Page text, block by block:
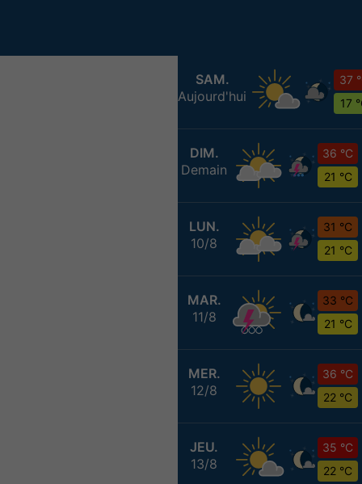
SAM.
Aujourd'hui
37
17
DIM.
Demain
36 °C
21 °C
LUN.
10/8
31 °C
21 °C
MAR.
11/8
33 °C
21 °C
MER.
12/8
36 °C
22 °C
JEU.
13/8
35 °C
22 °C